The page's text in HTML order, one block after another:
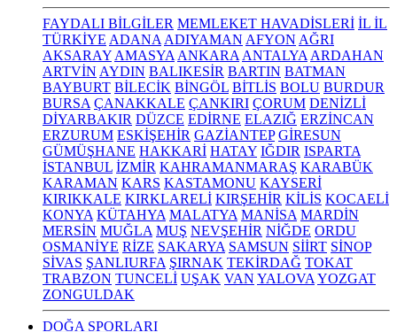
FAYDALI BİLGİLER MEMLEKET HAVADİSLERİ İL İL
TÜRKİYE ADANA ADIYAMAN AFYON AĞRI
AKSARAY AMASYA ANKARA ANTALYA ARDAHAN
ARTVİN AYDIN BALIKESİR BARTIN BATMAN
BAYBURT BİLECİK BİNGÖL BİTLİS BOLU BURDUR
BURSA ÇANAKKALE ÇANKIRI ÇORUM DENİZLİ
DİYARBAKIR DÜZCE EDİRNE ELAZIĞ ERZİNCAN
ERZURUM ESKİŞEHİR GAZİANTEP GİRESUN
GÜMÜŞHANE HAKKARİ HATAY IĞDIR ISPARTA
İSTANBUL İZMİR KAHRAMANMARAŞ KARABÜK
KARAMAN KARS KASTAMONU KAYSERİ
KIRIKKALE KIRKLARELİ KIRŞEHİR KİLİS KOCAELİ
KONYA KÜTAHYA MALATYA MANİSA MARDİN
MERSİN MUĞLA MUŞ NEVŞEHİR NİĞDE ORDU
OSMANİYE RİZE SAKARYA SAMSUN SİİRT SİNOP
SİVAS ŞANLIURFA ŞIRNAK TEKİRDAĞ TOKAT
TRABZON TUNCELİ UŞAK VAN YALOVA YOZGAT
ZONGULDAK
DOĞA SPORLARI